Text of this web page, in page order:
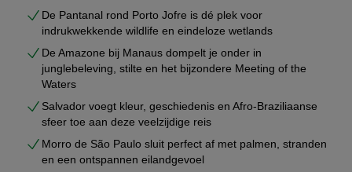
De Pantanal rond Porto Jofre is dé plek voor
indrukwekkende wildlife en eindeloze wetlands
De Amazone bij Manaus dompelt je onder in
junglebeleving, stilte en het bijzondere Meeting of the
Waters
Salvador voegt kleur, geschiedenis en Afro-Braziliaanse
sfeer toe aan deze veelzijdige reis
Morro de São Paulo sluit perfect af met palmen, stranden
en een ontspannen eilandgevoel